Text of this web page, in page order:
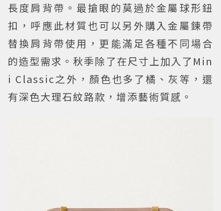
長度肩背帶。最搶眼的莫過於金屬球形鈕
扣，呼應此材質也可以另外購入金屬鍊帶
替換肩背帶使用，更能滿足各種不同場合
的造型需求。秋季除了在尺寸上加入了Min
i Classic之外，顏色也多了橘、灰等，還
有深色大理石紋路款，增添藝術質感。